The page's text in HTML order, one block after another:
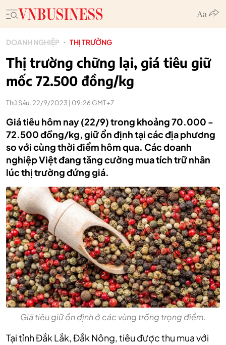
DOANH NGHIỆP THỊ TRƯỜNG
Thị trường chững lại, giá tiêu giữ
mốc 72.500 đồng/kg
Thứ Sáu, 22/9/2023 | 09:26 GMT+7
Giá tiêu hôm nay (22/9) trong khoảng 70.000 -
72.500 đồng/kg, giữ ổn định tại các địa phương
so với cùng thời điểm hôm qua. Các doanh
nghiệp Việt đang tăng cường mua tích trữ nhân
lúc thị trường đứng giá.
Giá tiêu giữ ổn định ở các vùng trồng trọng điểm.
Tại tỉnh Đắk Lắk, Đắk Nông, tiêu được thu mua với